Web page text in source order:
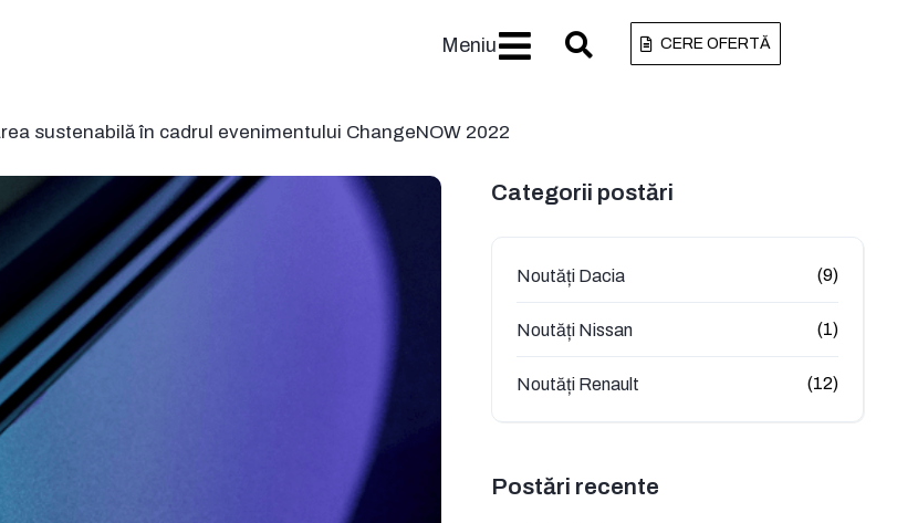
Meniu CERE OFERTĂ
sustenabilă în cadrul evenimentului ChangeNOW 2022
Categorii postări
Noutăți Dacia (9)
Noutăți Nissan (1)
Noutăți Renault (12)
Postări recente